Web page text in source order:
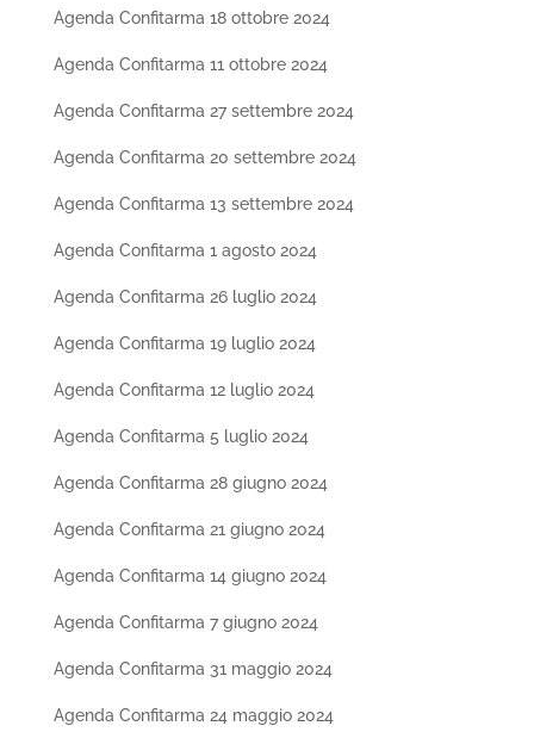
Agenda Confitarma 18 ottobre 2024
Agenda Confitarma 11 ottobre 2024
Agenda Confitarma 27 settembre 2024
Agenda Confitarma 20 settembre 2024
Agenda Confitarma 13 settembre 2024
Agenda Confitarma 1 agosto 2024
Agenda Confitarma 26 luglio 2024
Agenda Confitarma 19 luglio 2024
Agenda Confitarma 12 luglio 2024
Agenda Confitarma 5 luglio 2024
Agenda Confitarma 28 giugno 2024
Agenda Confitarma 21 giugno 2024
Agenda Confitarma 14 giugno 2024
Agenda Confitarma 7 giugno 2024
Agenda Confitarma 31 maggio 2024
Agenda Confitarma 24 maggio 2024